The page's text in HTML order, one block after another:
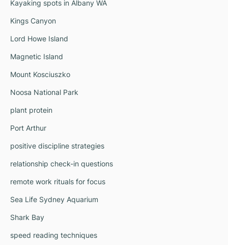
Kayaking spots in Albany WA
Kings Canyon
Lord Howe Island
Magnetic Island
Mount Kosciuszko
Noosa National Park
plant protein
Port Arthur
positive discipline strategies
relationship check-in questions
remote work rituals for focus
Sea Life Sydney Aquarium
Shark Bay
speed reading techniques